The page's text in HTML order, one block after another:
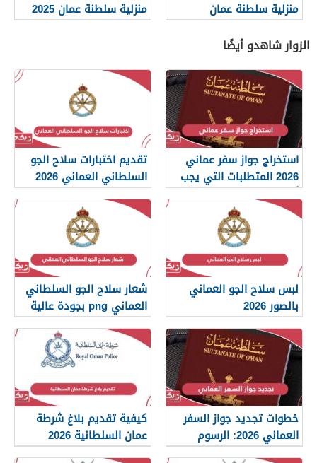
منزلية سلطنة عمان
منزلية سلطنة عمان 2025
الزوار شاهدو أيضًا
استخراج جواز سفر عماني
2026 المتطلبات التي يجب
أن تعرفها
تقديم اختبارات سلاح الجو
السلطاني العماني 2026
لبس سلاح الجو العماني
بالصور 2026
شعار سلاح الجو السلطاني
العماني png بجودة عالية
2026
خطوات تجديد جواز السفر
العماني 2026: الرسوم
والمستندات المطلوبة
كيفية تقديم بلاغ شرطة
عمان السلطانية 2026